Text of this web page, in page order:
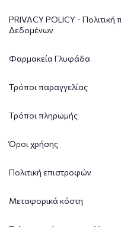
PRIVACY POLICY -
Δεδομένων
Φαρμακεία Γλυφάδα
Τρόποι παραγγελίας
Τρόποι πληρωμής
Όροι χρήσης
Πολιτική επιστροφών
Μεταφορικά κόστη